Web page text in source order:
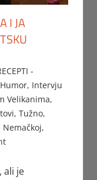
I JA
-
Humor, Intervju
Velikanima,
, Tužno,
Nemačkoj,
ali je